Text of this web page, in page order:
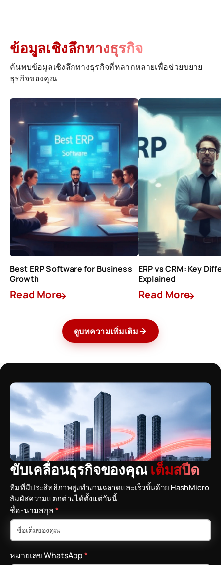
ข้อมูลเชิงลึกทางธุรกิจ
ค้นพบข้อมูลเชิงลึกทางธุรกิจที่หลากหลายเพื่อช่วยขยาย
ธุรกิจของคุณ
ดูบทความเพิ่มเติม
Best ERP Software for Business
Growth
Read More
ERP vs CRM: Key
Explained
Read More
ขับเคลื่อนธุรกิจของคุณ เต็มสปีด
ทีมที่มีประสิทธิภาพสูงทำงานฉลาดและเร็วขึ้นด้วย HashMicro
สัมผัสความแตกต่างได้ตั้งแต่วันนี้
ชื่อ-นามสกุล*
หมายเลข WhatsApp*